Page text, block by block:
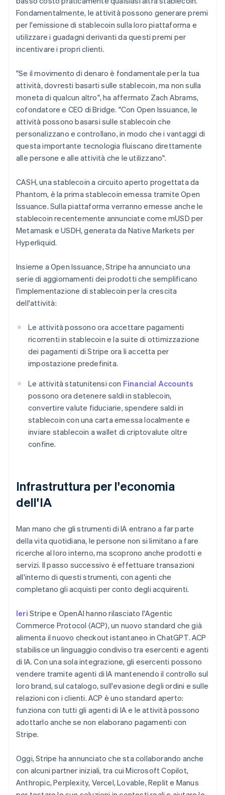
Fondamentalmente, le attività possono generare premi
per l'emissione di stablecoin sulla loro piattaforma e
utilizzare i guadagni derivanti da questi premi per
incentivare i propri clienti.
"Se il movimento di denaro è fondamentale per la tua
attività, dovresti basarti sulle stablecoin, ma non sulla
moneta di qualcun altro", ha affermato Zach Abrams,
cofondatore e CEO di Bridge. "Con Open Issuance, le
attività possono basarsi sulle stablecoin che
personalizzano e controllano, in modo che i vantaggi di
questa importante tecnologia fluiscano direttamente
alle persone e alle attività che le utilizzano".
CASH, una stablecoin a circuito aperto progettata da
Phantom, è la prima stablecoin emessa tramite Open
Issuance. Sulla piattaforma verranno emesse anche le
stablecoin recentemente annunciate come mUSD per
Metamask e USDH, generata da Native Markets per
Hyperliquid.
Insieme a Open Issuance, Stripe ha annunciato una
serie di aggiornamenti dei prodotti che semplificano
l'implementazione di stablecoin per la crescita
dell'attività:
Le attività possono ora accettare pagamenti
ricorrenti in stablecoin e la suite di ottimizzazione
dei pagamenti di Stripe ora li accetta per
impostazione predefinita.
Le attività statunitensi con Financial Accounts
possono ora detenere saldi in stablecoin,
convertire valute fiduciarie, spendere saldi in
stablecoin con una carta emessa localmente e
inviare stablecoin a wallet di criptovalute oltre
confine.
Infrastruttura per l'economia
dell'IA
Man mano che gli strumenti di IA entrano a far parte
della vita quotidiana, le persone non si limitano a fare
ricerche al loro interno, ma scoprono anche prodotti e
servizi. Il passo successivo è effettuare transazioni
all'interno di questi strumenti, con agenti che
completano gli acquisti per conto degli acquirenti.
Ieri Stripe e OpenAI hanno rilasciato l'Agentic
Commerce Protocol (ACP), un nuovo standard che già
alimenta il nuovo checkout istantaneo in ChatGPT. ACP
stabilisce un linguaggio condiviso tra esercenti e agenti
di IA. Con una sola integrazione, gli esercenti possono
vendere tramite agenti di IA mantenendo il controllo sul
loro brand, sul catalogo, sull'evasione degli ordini e sulle
relazioni con i clienti. ACP è uno standard aperto:
funziona con tutti gli agenti di IA e le attività possono
adottarlo anche se non elaborano pagamenti con
Stripe.
Oggi, Stripe ha annunciato che sta collaborando anche
con alcuni partner iniziali, tra cui Microsoft Copilot,
Anthropic, Perplexity, Vercel, Lovable, Replit e Manus